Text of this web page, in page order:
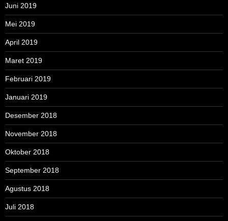
Juni 2019
Mei 2019
April 2019
Maret 2019
Februari 2019
Januari 2019
Desember 2018
November 2018
Oktober 2018
September 2018
Agustus 2018
Juli 2018